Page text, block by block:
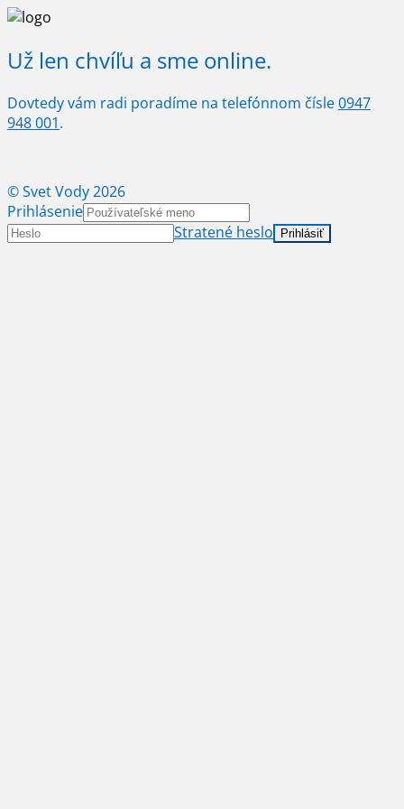
Už len chvíľu a sme online.
Dovtedy vám radi poradíme na telefónnom čísle0947
948 001.
© Svet Vody 2026
Prihlásenie
Stratené heslo